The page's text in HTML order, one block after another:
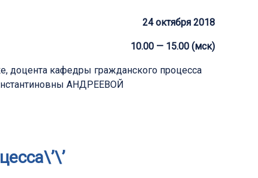
24 октября 2018
10.00 — 15.00 (мск)
доцента кафедры гражданского процесса
АНДРЕЕВОЙ